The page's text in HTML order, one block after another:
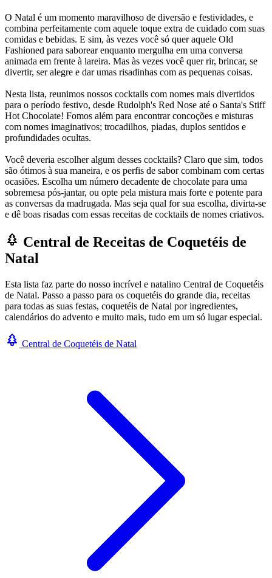
O Natal é um momento maravilhoso de diversão e festividades, e
combina perfeitamente com aquele toque extra de cuidado com suas
comidas e bebidas. E sim, às vezes você só quer aquele Old
Fashioned para saborear enquanto mergulha em uma conversa
animada em frente à lareira. Mas às vezes você quer rir, brincar, se
divertir, ser alegre e dar umas risadinhas com as pequenas coisas.
Nesta lista, reunimos nossos cocktails com nomes mais divertidos
para o período festivo, desde Rudolph's Red Nose até o Santa's Stiff
Hot Chocolate! Fomos além para encontrar concoções e misturas
com nomes imaginativos; trocadilhos, piadas, duplos sentidos e
profundidades ocultas.
Você deveria escolher algum desses cocktails? Claro que sim, todos
são ótimos à sua maneira, e os perfis de sabor combinam com certas
ocasiões. Escolha um número decadente de chocolate para uma
sobremesa pós-jantar, ou opte pela mistura mais forte e potente para
as conversas da madrugada. Mas seja qual for sua escolha, divirta-se
e dê boas risadas com essas receitas de cocktails de nomes criativos.
Central de Receitas de Coquetéis de
Natal
Esta lista faz parte do nosso incrível e natalino Central de Coquetéis
de Natal. Passo a passo para os coquetéis do grande dia, receitas
para todas as suas festas, coquetéis de Natal por ingredientes,
calendários do advento e muito mais, tudo em um só lugar especial.
Central de Coquetéis de Natal